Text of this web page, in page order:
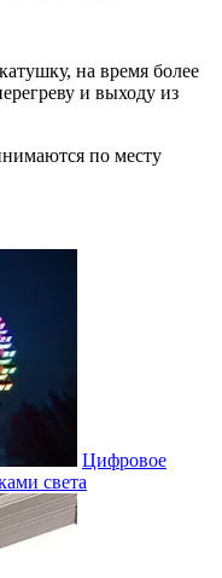
на время более
и выходу из
по месту
Цифровое
света